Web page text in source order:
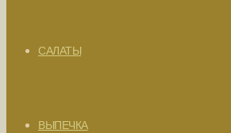
САЛАТЫ
ВЫПЕЧКА